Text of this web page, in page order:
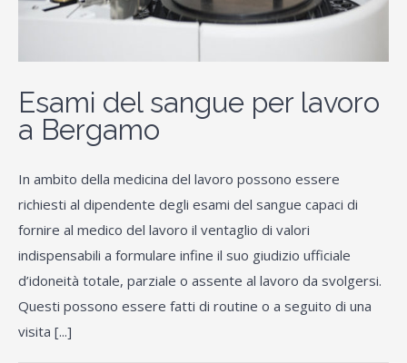
Esami del sangue per lavoro
a Bergamo
In ambito della medicina del lavoro possono essere
richiesti al dipendente degli esami del sangue capaci di
fornire al medico del lavoro il ventaglio di valori
indispensabili a formulare infine il suo giudizio ufficiale
d’idoneità totale, parziale o assente al lavoro da svolgersi.
Questi possono essere fatti di routine o a seguito di una
visita [...]